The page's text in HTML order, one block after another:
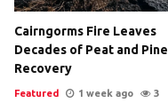
Cairngorms Fire Leaves
Decades of Peat and Pine
Recovery
Featured 1 week ago 3